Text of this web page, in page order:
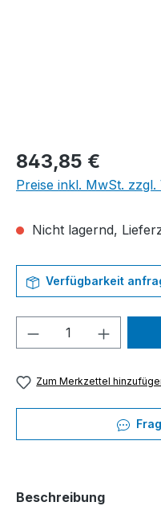
Regulärer Preis:
843,85 €
Preise inkl. MwSt.
Nicht lagernd,
Verfügbarkeit
Produkt
Zum Merkzettel
Beschreibung